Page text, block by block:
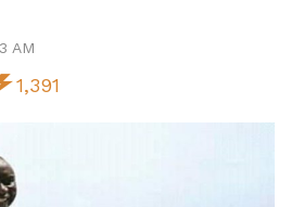
AM
1,391